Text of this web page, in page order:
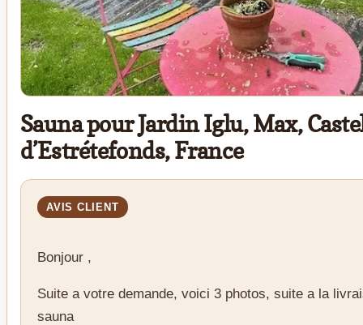
Sauna pour Jardin Iglu, Max,
d’Estrétefonds, France
Bonjour ,
Suite a votre demande, voici 3 photos, suite a la
sauna